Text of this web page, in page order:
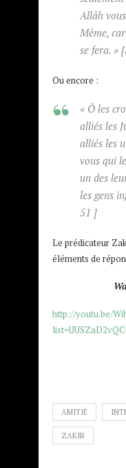
Allâh
Même,
se fera. »
Ou encore :
« Ô les
alliés les
alliés les
vous qui
un des
les gens
51 ]
Le prédicateur
éléments de
http://youtu.be/
AMITIÉ
ZAKIR